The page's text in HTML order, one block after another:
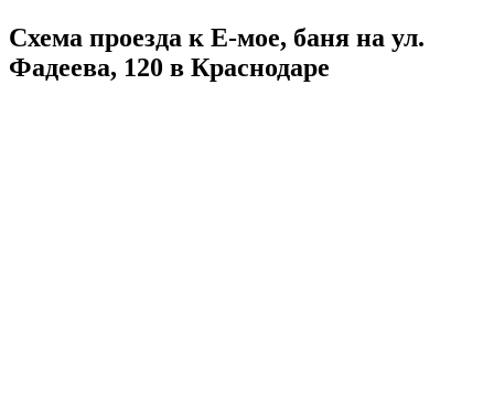
Схема проезда к Е-мое, баня на ул.
Фадеева, 120 в Краснодаре